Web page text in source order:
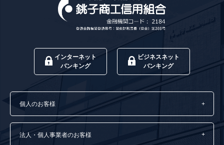
インターネット
バンキング
ビジネスネット
バンキング
個人のお客様
法人・個人事業者のお客様